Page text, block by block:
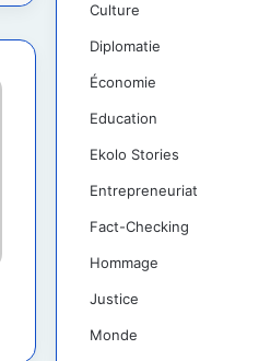
Culture
Diplomatie
Économie
Education
Ekolo Stories
Entrepreneuriat
Fact-Checking
Hommage
Justice
Monde